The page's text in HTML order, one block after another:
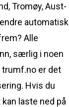
Tromøy, Aust-
automatisk
Alle
særlig i noen
trumf.no er det
Hvis du
laste ned på